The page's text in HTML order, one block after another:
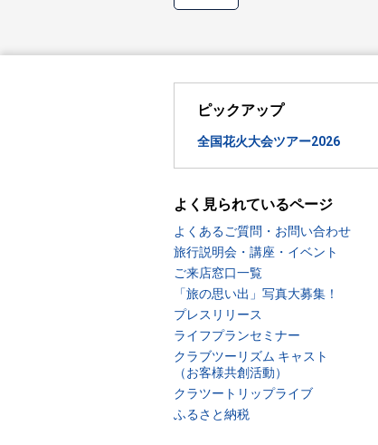
ピックアップ
全国花火大会ツアー2026
よく見られているページ
よくあるご質問・お問い合わせ
旅行説明会・講座・イベント
ご来店窓口一覧
「旅の思い出」写真大募集！
プレスリリース
ライフプランセミナー
クラブツーリズム キャスト
（お客様共創活動）
クラツートリップライブ
ふるさと納税